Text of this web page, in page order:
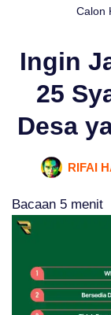
Calon
Ingin
25
Desa
RIFAI
Bacaan 5 menit